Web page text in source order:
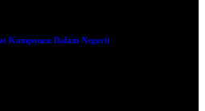
Komponen Dalam Negeri)